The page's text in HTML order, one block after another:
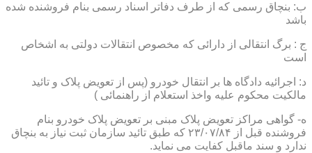
ب: بنچاق رسمی که از طرف دفاتر اسناد رسمی بنام فروشنده شده
باشد
ج : برگ انتقالی از دارائی که مخصوص انتقالات دولتی به اشخاص
است
د: اجرائیه دادگاه ها بر انتقال خودرو (پس از تعویض پلاک و تائید
مالکیت محکوم علیه واخذ استعلام از راهنمائی )
ه- گواهی مراکز تعویض پلاک مبنی بر تعویض پلاک خودرو بنام
فروشنده قبل از ۲۳/۰۷/۸۴ که طبق تائید سازمان ثبت نیاز به بنچاق
ندارد و سند ماقبل کفایت می نماید.